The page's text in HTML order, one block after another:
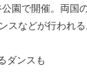
園で開催。両国
スなどが行われる
ダンスも